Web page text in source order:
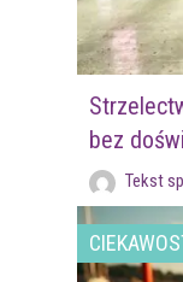
bez
Tekst